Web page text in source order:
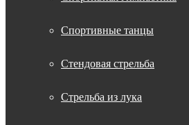
Спортивные танцы
Стендовая стрельба
Стрельба из лука